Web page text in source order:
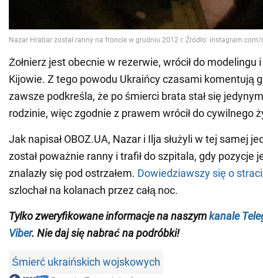
Żołnierz jest obecnie w rezerwie, wrócił do modelingu
Kijowie. Z tego powodu Ukraińcy czasami komentują
zawsze podkreśla, że po śmierci brata stał się
rodzinie, więc zgodnie z prawem wrócił do cywilnego
Jak napisał OBOZ.UA, Nazar i Ilja służyli w tej samej
został poważnie ranny i trafił do szpitala, gdy pozycje
znalazły się pod ostrzałem. Dowiedziawszy się o
szlochał na kolanach przez całą noc.
Tylko zweryfikowane informacje na naszymkanale
Viber. Nie daj się nabrać na podróbki!
Śmierć ukraińskich wojskowych